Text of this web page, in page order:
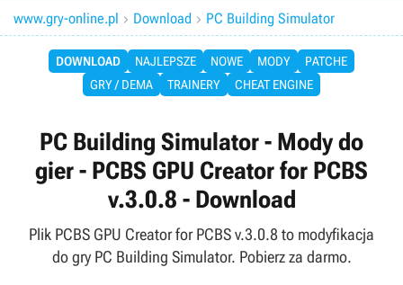
www.gry-online.pl  Download  PC Building Simulator
DOWNLOAD NAJLEPSZE NOWE MODY
PATCHE
GRY / DEMA
TRAINERY CHEAT ENGINE
PC Building Simulator - Mody do
gier - PCBS GPU Creator for PCBS
v.3.0.8 - Download
Plik PCBS GPU Creator for PCBS v.3.0.8 to modyfikacja
do gry PC Building Simulator. Pobierz za darmo.